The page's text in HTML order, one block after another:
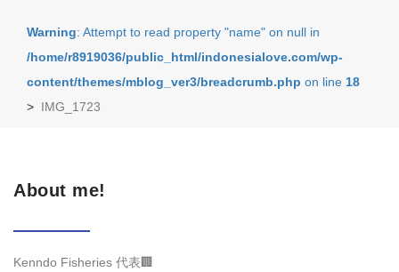
Warning: Attempt to read property "name" on null in
/home/r8919036/public_html/indonesialove.com/wp-
content/themes/mblog_ver3/breadcrumb.php on line 18
> IMG_1723
About me!
Kenndo Fisheries 代表🏢